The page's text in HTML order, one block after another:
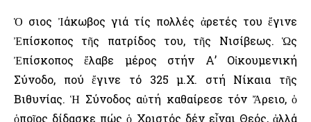
Ὁ Ὅσιος Ἰάκωβος γιά τίς πολλές ἀρετές του ἔγινε
Ἐπίσκοπος τῆς πατρίδος του, τῆς Νισίβεως. Ὡς
Ἐπίσκοπος ἔλαβε μέρος στήν Α’ Οἰκουμενική
Σύνοδο, πού ἔγινε τό 325 μ.Χ. στή Νίκαια τῆς
Βιθυνίας. Ἡ Σύνοδος αὐτή καθαίρεσε τόν Ἄρειο, ὁ
ὁποῖος δίδασκε πώς ὁ Χριστός δέν εἶναι Θεός, ἀλλά